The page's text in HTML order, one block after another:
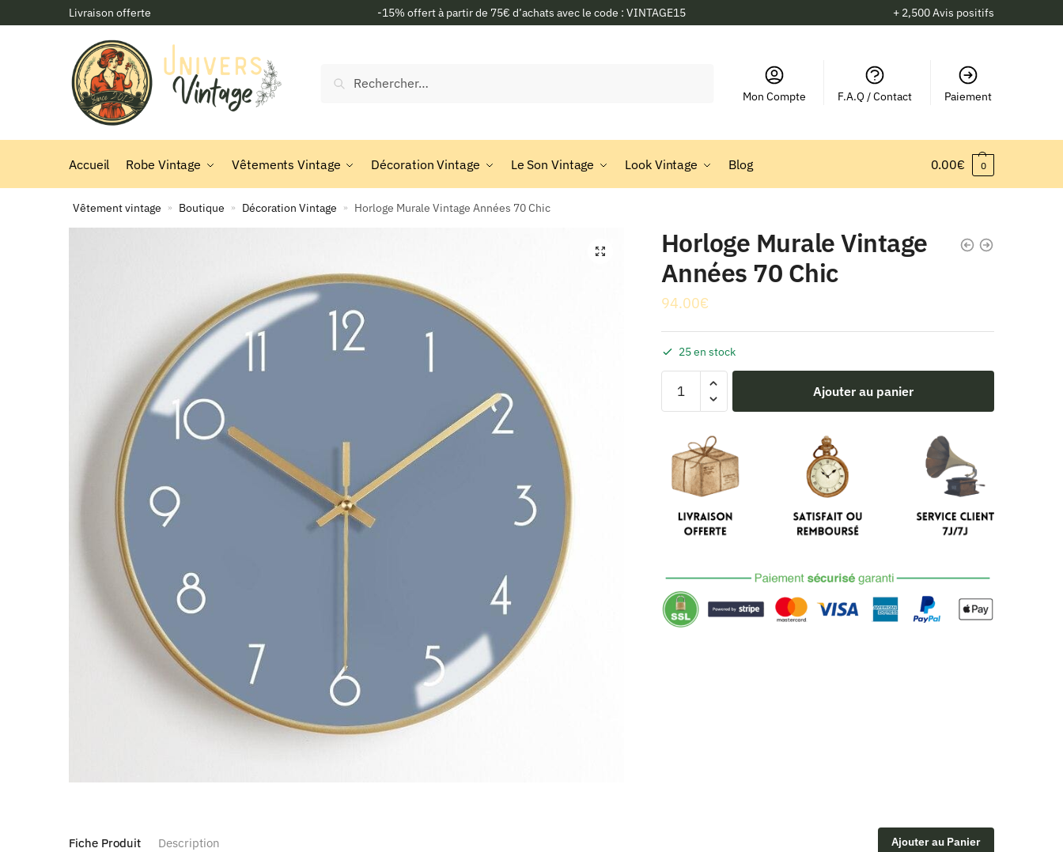
to
to
Livraison offerte -15% offert à partir de 75€ d’achats avec le code : VINTAGE15 + 2,500 Avis positifs
Mon Compte F.A.Q / Contact Paiement
Accueil Robe Vintage Vêtements Vintage Décoration Vintage Le Son Vintage Look Vintage Blog 0.00€ 0
Vêtement vintage » Boutique » Décoration Vintage » Horloge Murale Vintage Années 70 Chic
🔍
Horloge Murale Vintage
Années 70 Chic
94.00€
25 en stock
Murale
Vintage
Années
Chic
Ajouter au panier
Fiche Produit Description Ajouter au Panier